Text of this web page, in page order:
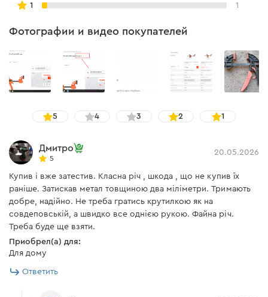
1 1
Фотографии и видео покупателей
5 4 3 2 1
Дмитро
5
20.05.2026
Купив і вже затестив. Класна річ , шкода , що не купив їх
раніше. Затискав метал товщиною два міліметри. Тримають
добре, надійно. Не треба гратись крутилкою як на
совдеповській, а швидко все однією рукою. Файна річ.
Треба буде ще взяти.
Приобрел(а) для:
Для дому
Ответить